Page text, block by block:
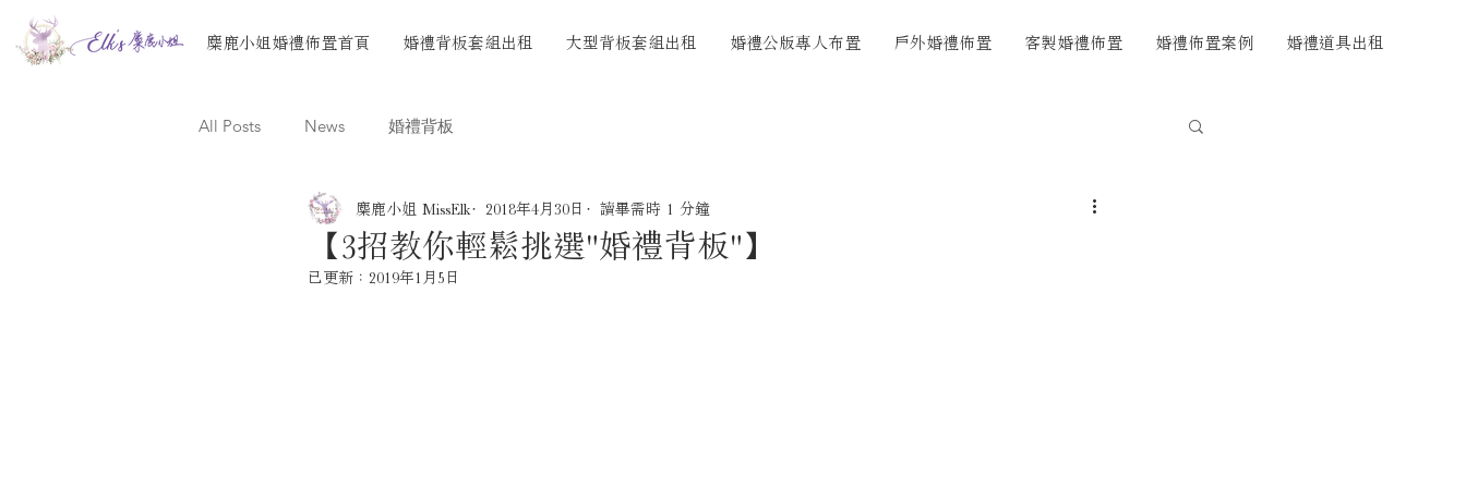
麋鹿小姐婚禮佈置首頁 婚禮背板套組出租 大型背板套組出租 婚禮公版專人布置 戶外婚禮佈置 客製婚禮佈置 婚禮佈置案例 婚禮道具出租
All Posts News 婚禮背板
【3招教你輕鬆挑選"婚禮背板"】
麋鹿小姐 MissElk 2018年4月30日 讀畢需時 1 分鐘
已更新： 2019年1月5日